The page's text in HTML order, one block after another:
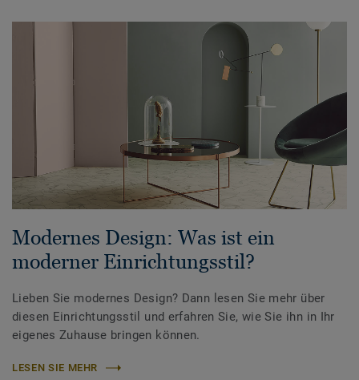
Modernes Design: Was ist ein
moderner Einrichtungsstil?
Lieben Sie modernes Design? Dann lesen Sie mehr über
diesen Einrichtungsstil und erfahren Sie, wie Sie ihn in Ihr
eigenes Zuhause bringen können.
LESEN SIE MEHR